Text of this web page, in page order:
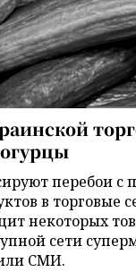
перебои с
в торговые
некоторых
сети
СМИ.